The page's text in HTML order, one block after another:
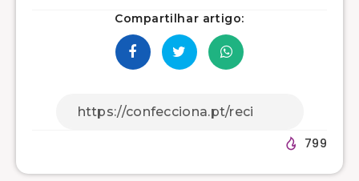
Compartilhar artigo:
799